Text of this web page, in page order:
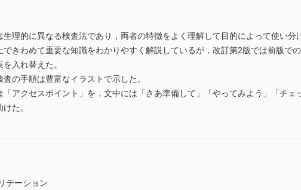
理的に異なる検査法であり，両者の特徴をよく理解して目的によって使い分
きわめて重要な知識をわかりやすく解説しているが，改訂第2版では前版で
入れ替えた。
の手順は豊富なイラストで示した。
アクセスポイント」を，文中には「さあ準備して」「やってみよう」「チェ
た。
テーション